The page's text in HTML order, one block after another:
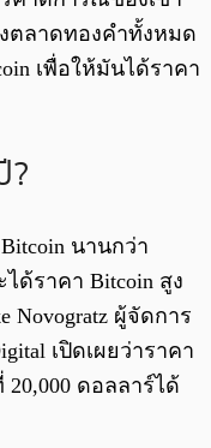
ตลาดทองคำทั้งหมด
เพื่อให้มันได้ราคา
นานกว่า
ด้ราคา Bitcoin สูง
ผู้จัดการ
เปิดเผยว่าราคา
ดอลลาร์ได้